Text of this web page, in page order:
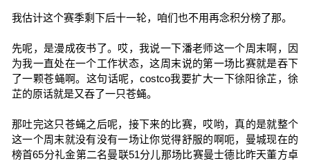
我估计这个赛季剩下后十一轮，咱们也不用再念积分榜了那。
先呢，是漫成夜书了。哎，我说一下潘老师这一个周末啊，因
为我一直处在一个工作状态，这周末说的第一场比赛就是吞下
了一颗苍蝇啊。这句话呢，costco我要扩大一下徐阳徐芷，徐
芷的原话就是又吞了一只苍蝇。
那吐完这只苍蝇之后呢，接下来的比赛，哎哟，真的是就整个
这一个周末就没有没有一场让你觉得舒服的啊呃，曼城现在的
榜首65分礼金第二名曼联51分儿那场比赛曼士德比昨天董方卓